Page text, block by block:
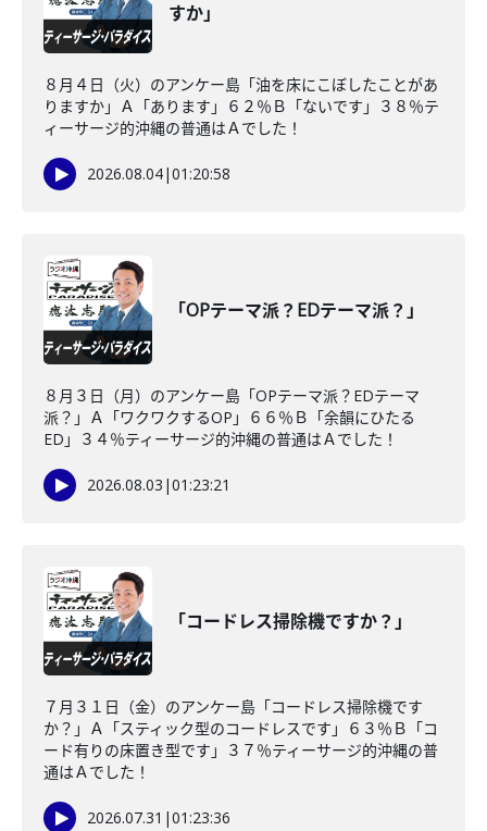
すか」
８月４日（火）のアンケー島「油を床にこぼしたことがあ
りますか」Ａ「あります」６２％Ｂ「ないです」３８％テ
ィーサージ的沖縄の普通はＡでした！
2026.08.04|01:20:58
「OPテーマ派？EDテーマ派？」
８月３日（月）のアンケー島「OPテーマ派？EDテーマ
派？」Ａ「ワクワクするOP」６６％Ｂ「余韻にひたる
ED」３４％ティーサージ的沖縄の普通はＡでした！
2026.08.03 |01:23:21
「コードレス掃除機ですか？」
７月３１日（金）のアンケー島「コードレス掃除機です
か？」Ａ「スティック型のコードレスです」６３％Ｂ「コ
ード有りの床置き型です」３７％ティーサージ的沖縄の普
通はＡでした！
2026.07.31 |01:23:36